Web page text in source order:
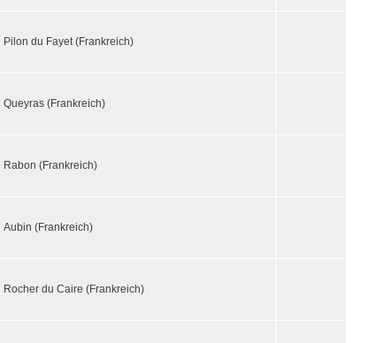
Pilon du Fayet (Frankreich)
Queyras (Frankreich)
Rabon (Frankreich)
Aubin (Frankreich)
Rocher du Caire (Frankreich)